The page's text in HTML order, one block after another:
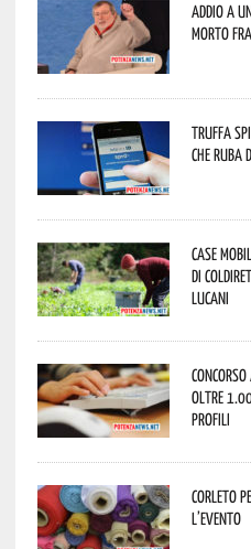
Addio a
morto
Truffa
che ruba
Case
di
lucani
oltre
profili
Corleto
l’evento